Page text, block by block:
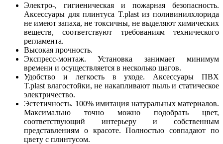
Электро-, гигиеническая и пожарная безопасность.
Аксессуары для плинтуса T.рlast из поливинилхлорида
не имеют запаха, не токсичны, не выделяют химических
веществ, соответствуют требованиям технического
регламента.
Высокая прочность.
Экспресс-монтаж. Установка занимает минимум
времени и осуществляется в несколько шагов.
Удобство и легкость в уходе. Аксессуары ПВХ
T.рlast влагостойки, не накапливают пыль и статическое
электричество.
Эстетичность. 100% имитация натуральных материалов.
Максимально точно можно подобрать цвет,
соответствующий интерьеру и собственным
представлениям о красоте. Полностью совпадают по
цвету с плинтусом.